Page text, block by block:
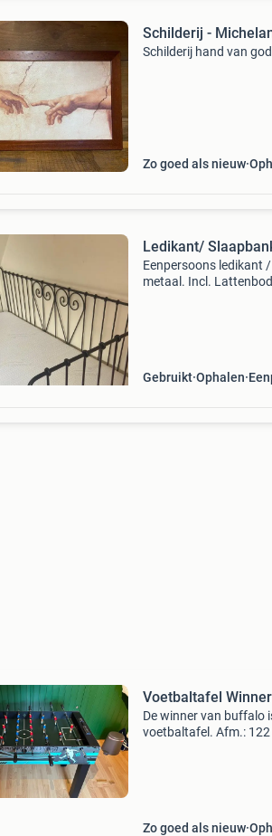
Schilderij -
Schilderij hand van
Zo goed als nieuw
Ledikant/
Eenpersoons ledikant
metaal. Incl.
Gebruikt Ophalen
Voetbaltafel Winner
De winner van buffalo
voetbaltafel. Afm.: 122
Zo goed als nieuw